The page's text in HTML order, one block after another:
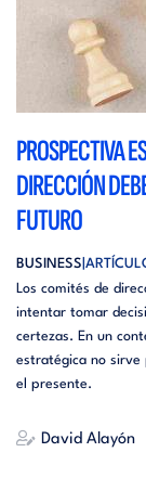
PROSPECTIVA
DIRECCIÓN
FUTURO
BUSINESS
Los comités de
intentar tomar
certezas. En un
estratégica no
el presente.
David Alayón